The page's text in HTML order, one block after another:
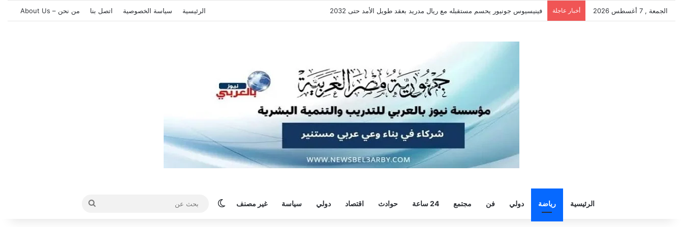
الجمعة , 7 أغسطس 2026 أخبار عاجلة سيلتيك يكثف مفاوضاته لحسم صفقة هيثم حسن.. واللاعب يُرحب الرئيسية سياسة الخصوصية اتصل بنا من نحن – About Us
الرئيسية رياضة دولي فن مجتمع 24 ساعة حوادث اقتصاد دولي سياسة غير مصنف الوضع المظلم
بحث